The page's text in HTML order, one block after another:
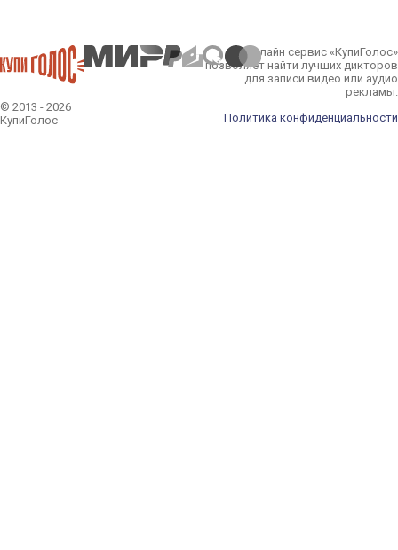
© 2013 - 2026
КупиГолос
Онлайн сервис «КупиГолос»
позволяет найти лучших дикторов
для записи видео или аудио
рекламы.
Политика конфиденциальности